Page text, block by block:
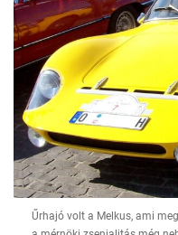
Űrhajó volt a Melkus, ami